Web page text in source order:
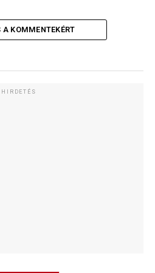
A KOMMENTEKÉRT
HIRDETÉS